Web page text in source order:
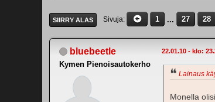
SIIRRY ALAS Sivuja 1 ... 27 28
bluebeetle
Kymen Pienoisautokerho
22.01.10 - klo:
Lainaus
Monella